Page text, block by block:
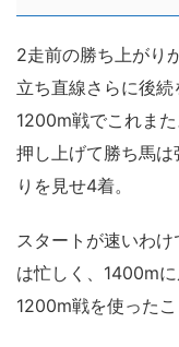
2走前の勝ち上がり
立ち直線さらに後
1200m戦でこれま
押し上げて勝ち馬
りを見せ4着。
スタートが速いわ
は忙しく、1400mに
1200m戦を使った